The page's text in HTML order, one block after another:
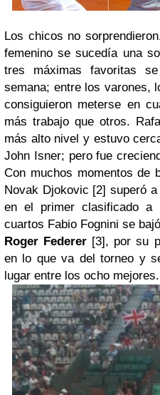
Los chicos no
femenino se sucedía una
tres máximas favoritas
semana; entre los varones,
consiguieron meterse en
más trabajo que otros.
más alto nivel y estuvo
John Isner; pero fue
Con muchos momentos de
Novak Djokovic [2] superó
en el primer clasificado a
cuartos Fabio Fognini se
Roger Federer [3], por su
en lo que va del torneo y
lugar entre los ocho mejores.